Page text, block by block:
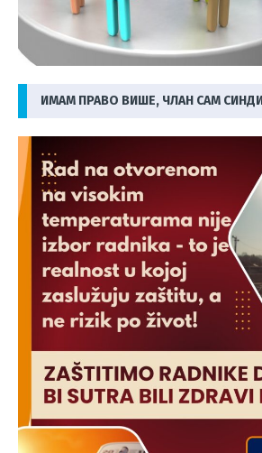
ИМАМ ПРАВО ВИШЕ, ЧЛАН САМ